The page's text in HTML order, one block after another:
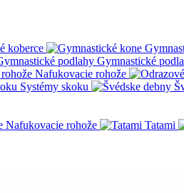
koberce
Gymnastické
Nafukovacie rohože
Systémy skoku
Nafukovacie rohože Tatami